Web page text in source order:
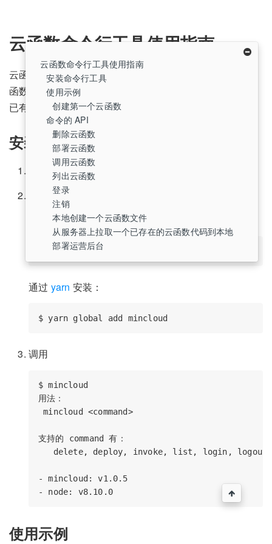
云函数命令行工具使用指南
安装命令行工具
使用示例
创建第一个云函数
命令的 API
删除云函数
部署云函数
调用云函数
列出云函数
登录
注销
本地创建一个云函数文件
从服务器上拉取一个已存在的云函数代码到本地
部署运营后台
云函数命令行工具使用指南
云函数命令行工具，通过它你可以更方便地在本地进行云
函数管理：增删查改； 还可以通过写 shell script，集成到
已有的自动化工具中。
安装命令行工具
node.js环境
安装命令行工具 mincloud
通过 npm 安装：
通过 yarn 安装：
调用
$ mincloud
用法：
mincloud <command>
支持的 command 有：
delete, deploy, invoke, list, login,
- mincloud: v1.0.5
使用示例